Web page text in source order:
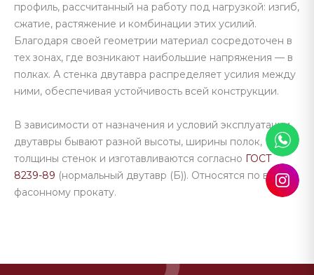
профиль, рассчитанный на работу под нагрузкой: изгиб,
сжатие, растяжение и комбинации этих усилий.
Благодаря своей геометрии материал сосредоточен в
тех зонах, где возникают наибольшие напряжения — в
полках. А стенка двутавра распределяет усилия между
ними, обеспечивая устойчивость всей конструкции.
В зависимости от назначения и условий эксплуатации,
двутавры бывают разной высоты, ширины полок,
толщины стенок и изготавливаются согласно ГОСТ
8239-89 (нормальный двутавр (Б)). Относятся по виду к
фасонному прокату.